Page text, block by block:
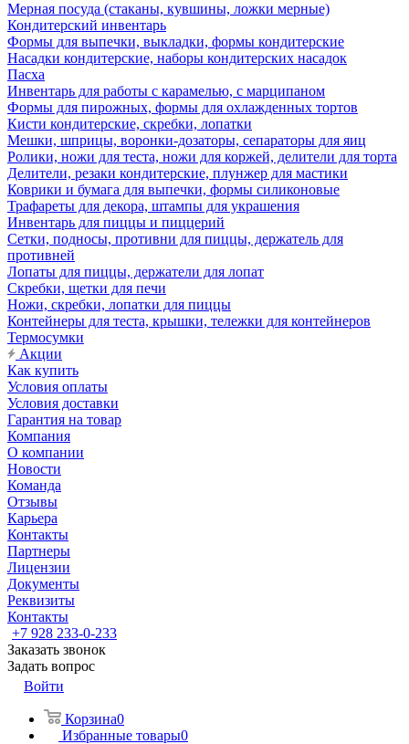
Мерная посуда (стаканы, кувшины, ложки мерные)
Кондитерский инвентарь
Формы для выпечки, выкладки, формы кондитерские
Насадки кондитерские, наборы кондитерских насадок
Пасха
Инвентарь для работы с карамелью, с марципаном
Формы для пирожных, формы для охлажденных тортов
Кисти кондитерские, скребки, лопатки
Мешки, шприцы, воронки-дозаторы, сепараторы для яиц
Ролики, ножи для теста, ножи для коржей, делители для торта
Делители, резаки кондитерские, плунжер для мастики
Коврики и бумага для выпечки, формы силиконовые
Трафареты для декора, штампы для украшения
Инвентарь для пиццы и пиццерий
Сетки, подносы, противни для пиццы, держатель для
противней
Лопаты для пиццы, держатели для лопат
Скребки, щетки для печи
Ножи, скребки, лопатки для пиццы
Контейнеры для теста, крышки, тележки для контейнеров
Термосумки
Акции
Как купить
Условия оплаты
Условия доставки
Гарантия на товар
Компания
О компании
Новости
Команда
Отзывы
Карьера
Контакты
Партнеры
Лицензии
Документы
Реквизиты
Контакты
+7 928 233-0-233
Заказать звонок
Задать вопрос
Войти
Корзина0
Избранные товары0